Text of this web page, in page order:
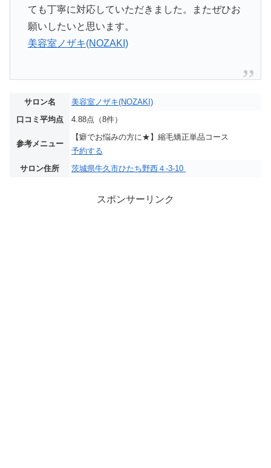
ても丁寧に対応していただきました。またぜひお
願いしたいと思います。
美容室ノザキ(NOZAKI)
サロン名
美容室ノザキ(NOZAKI)
口コミ平均点
4.88点（8件）
参考メニュー
【癖でお悩みの方に★】縮毛矯正単品コース
予約する
サロン住所
茨城県牛久市ひたち野西４-3-10
スポンサーリンク